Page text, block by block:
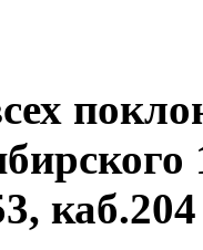
каб.204